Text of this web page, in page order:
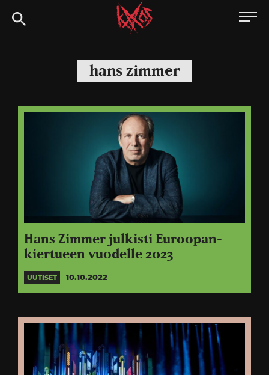
Siirry
suoraan
Kaaoszine
hans zimmer
Hans Zimmer julkisti Euroopan-
kiertueen vuodelle 2023
UUTISET 10.10.2022